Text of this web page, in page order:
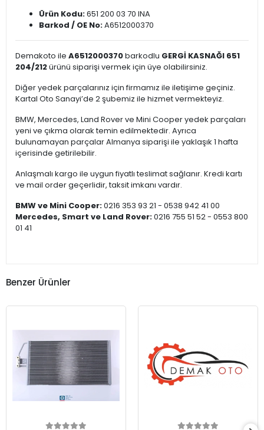
Ürün Kodu:651 200 03 70 INA
Barkod / OE No:A6512000370
Demakoto ile A6512000370barkodlu GERGİ KASNAĞI 651
204/212ürünü siparişi vermek için üye olabilirsiniz.
Diğer yedek parçalarınız için firmamız ile iletişime geçiniz.
Kartal Oto Sanayi’de 2 şubemiz ile hizmet vermekteyiz.
BMW, Mercedes, Land Rover ve Mini Cooper yedek parçaları
yeni ve çıkma olarak temin edilmektedir. Ayrıca
bulunamayan parçalar Almanya siparişi ile yaklaşık 1 hafta
içerisinde getirilebilir.
Anlaşmalı kargo ile uygun fiyatlı teslimat sağlanır. Kredi kartı
ve mail order geçerlidir, taksit imkanı vardır.
BMW ve Mini Cooper:0216 353 93 21 - 0538 942 41 00
Mercedes, Smart ve Land Rover:0216 755 51 52 - 0553 800
01 41
Benzer Ürünler